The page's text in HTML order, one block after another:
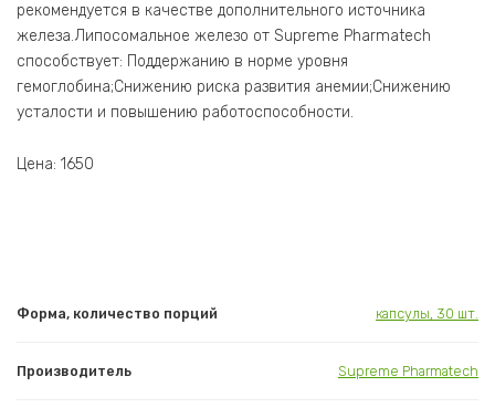
рекомендуется в качестве дополнительного источника
железа.Липосомальное железо от Supreme Pharmatech
способствует: Поддержанию в норме уровня
гемоглобина;Снижению риска развития анемии;Снижению
усталости и повышению работоспособности.
Цена: 1650
Форма, количество порций капсулы, 30 шт.
Производитель Supreme Pharmatech